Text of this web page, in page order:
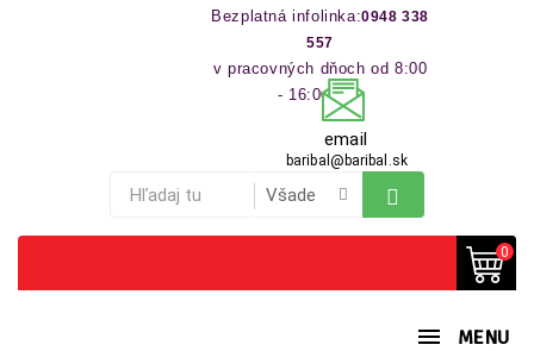
Bezplatná infolinka:0948 338
557
v pracovných dňoch od 8:00
- 16:00 hod
email
baribal@baribal.sk
0
MENU